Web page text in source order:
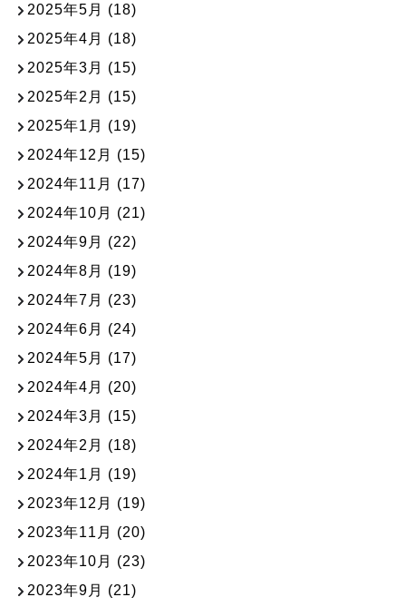
2025年5月 (18)
2025年4月 (18)
2025年3月 (15)
2025年2月 (15)
2025年1月 (19)
2024年12月 (15)
2024年11月 (17)
2024年10月 (21)
2024年9月 (22)
2024年8月 (19)
2024年7月 (23)
2024年6月 (24)
2024年5月 (17)
2024年4月 (20)
2024年3月 (15)
2024年2月 (18)
2024年1月 (19)
2023年12月 (19)
2023年11月 (20)
2023年10月 (23)
2023年9月 (21)